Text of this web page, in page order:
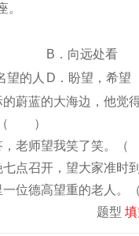
。
B．向远处看
望的人 D．盼望，希望
的蔚蓝的大海边，他觉
（ ）
，老师望我笑了笑。
七点召开，望大家准
一位德高望重的老人
题型